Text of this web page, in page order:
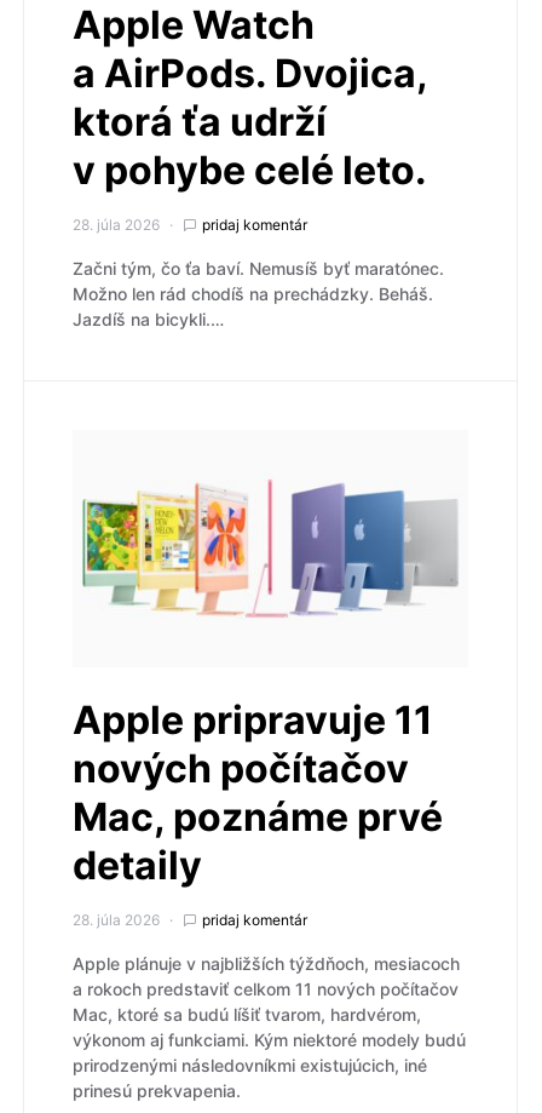
Apple Watch
a AirPods. Dvojica,
ktorá ťa udrží
v pohybe celé leto.
28. júla 2026 pridaj komentár
Začni tým, čo ťa baví. Nemusíš byť maratónec.
Možno len rád chodíš na prechádzky. Beháš.
Jazdíš na bicykli.…
Apple pripravuje 11
nových počítačov
Mac, poznáme prvé
detaily
28. júla 2026 pridaj komentár
Apple plánuje v najbližších týždňoch, mesiacoch
a rokoch predstaviť celkom 11 nových počítačov
Mac, ktoré sa budú líšiť tvarom, hardvérom,
výkonom aj funkciami. Kým niektoré modely budú
prirodzenými následovníkmi existujúcich, iné
prinesú prekvapenia.